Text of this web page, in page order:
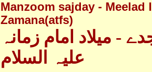
Manzoom sajday - Meelad
Zamana(atfs)
- میلاد امام زمانہ
علیہ السلام